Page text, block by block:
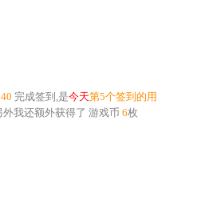
完成签到,是今天第5个签到的用
外我还额外获得了 游戏币 6枚